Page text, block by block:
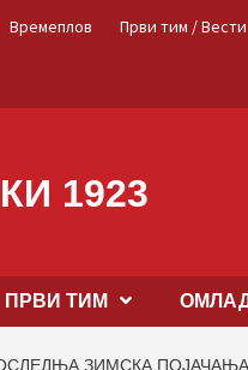
Времеплов Први тим / Вести
1923
ПРВИ ТИМ
ЗИМСКА ПОЈАЧАЊА